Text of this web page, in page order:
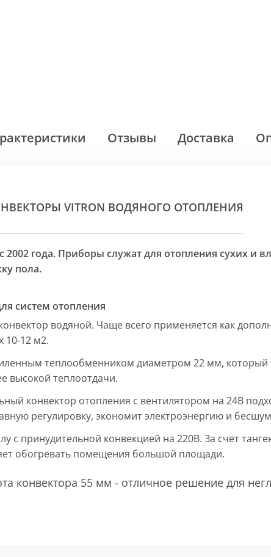
Отзывы Доставка
VITRON ВОДЯНОГО ОТОПЛЕНИЯ
2002 года. Приборы служат для отопления сухих
пола.
систем отопления
водяной. Чаще всего применяется как
10-12 м2.
теплообменником диаметром 22 мм, который
высокой теплоотдачи.
конвектор отопления с вентилятором на 24В
регулировку, экономит электроэнергию и
с принудительной конвекцией на 220В. За счет
обогревать помещения большой площади.
конвектора 55 мм - отличное решение для